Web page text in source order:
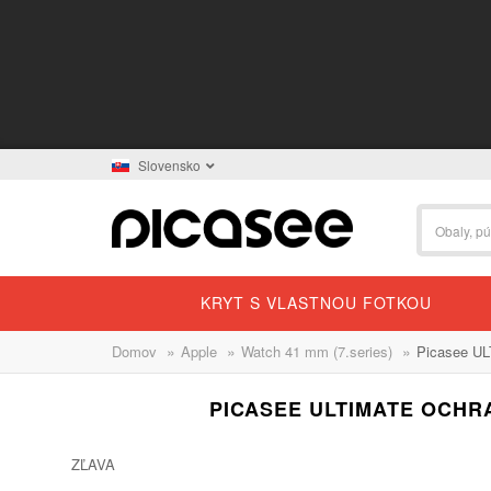
Slovensko
KRYT S VLASTNOU FOTKOU
Domov » Apple » Watch 41 mm (7.series) » Picasee
PICASEE ULTIMATE
ZĽAVA